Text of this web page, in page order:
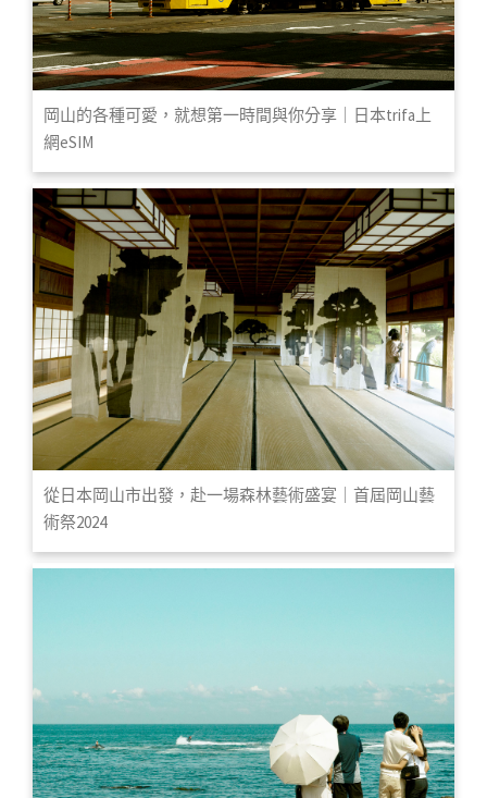
岡山的各種可愛，就想第一時間與你分享｜日本trifa上
網eSIM
從日本岡山市出發，赴一場森林藝術盛宴｜首屆岡山藝
術祭2024